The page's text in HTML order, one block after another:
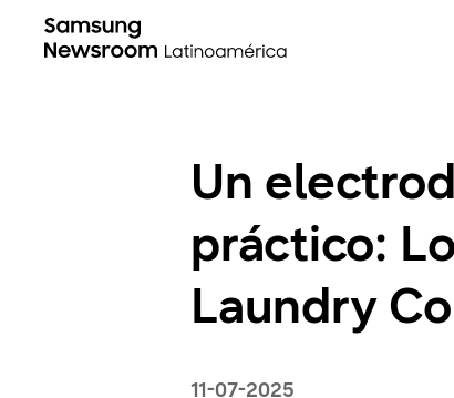
Un
práctico:
Laundry
11-07-2025